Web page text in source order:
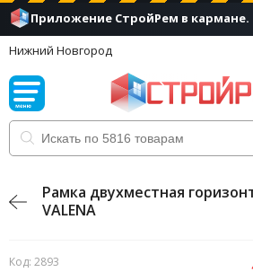
Приложение СтройРем в кармане.
Нижний Новгород
Рамка двухместная
VALENA
Код: 2893